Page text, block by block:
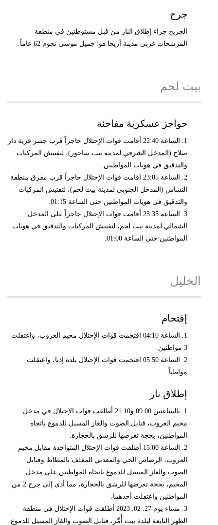
جرح
الجريح جراء إطلاق النار من قبل مستوطنين في منطقة
المرشحات غربي مدينة أريحا هو: جميل موسى نجوم 62 عاماً.
بيت لحم
حواجز عسكرية مفاجئة
1. الساعة 22:40 أقامت قوات الإحتلال حاجزاً قرب جسر قرية دار
صلاح (المدخل الشرقي لمدينة بيت ساحور)، لتفتيش المركبات
والتدقيق في هويات المواطنين.
2. الساعة 23:05 أقامت قوات الإحتلال حاجزاً قرب مفرق منطقة
النشاش (المدخل الجنوبي لمدينة بيت لحم)، لتفتيش المركبات
والتدقيق في هويات المواطنين حتى الساعة 01:15.
3. الساعة 23:35 أقامت قوات الإحتلال حاجزاً على المدخل
الشمالي لمدينة بيت لحم، لتفتيش المركبات والتدقيق في هويات
المواطنين حتى الساعة 01:00.
الخليل
إقتحام
1. الساعة 04:10 اقتحمت قوات الإحتلال مخيم العروب، واعتقلت
3 مواطنين.
2. الساعة 05:50 اقتحمت قوات الإحتلال بلدة إذنا، واعتقلت
مواطناً.
إطلاق نار
1. بالساعتين 09:00 و21:10 أطلقت قوات الإحتلال في مدخل
مخيم العروب، قنابل الصوت والغاز المسيل للدموع باتجاه
المواطنين، بحجة تعرضها للرشق بالحجارة.
2. الساعة 15:00 أطلقت قوات الإحتلال المتواجدة مقابل مخيم
العروب، الرصاص الحي والمعدني المغلف بالمطاط وقنابل
الصوت والغاز المسيل للدموع باتجاه المواطنين على مدخل
المخيم، بحجة تعرضها للرشق بالحجارة، مما أدى إلى جرح 2 من
المواطنين واعتقلت أحدهما.
3. مساء يوم 27. 02. 2023 أطلقت قوات الإحتلال في منطقة
الظهر التابعة لبلدة بيت أُمَّر، قنابل الصوت والغاز المسيل للدموع